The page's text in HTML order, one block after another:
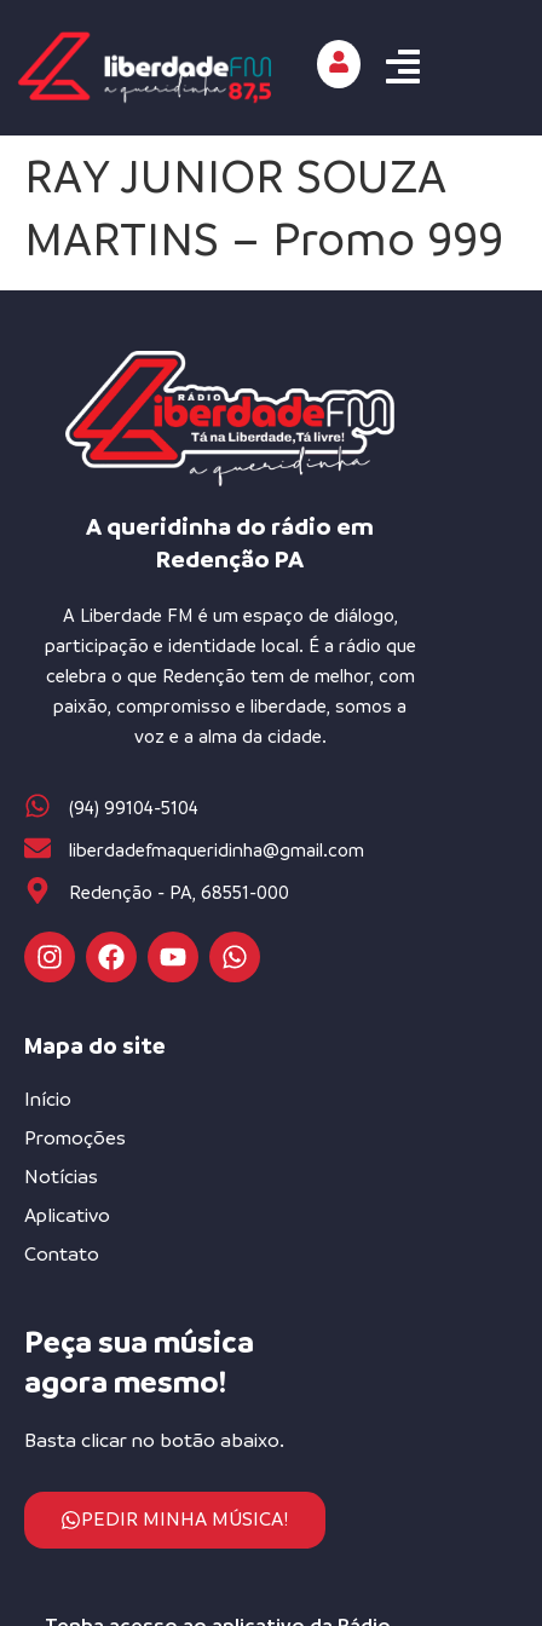
RAY JUNIOR SOUZA
MARTINS – Promo 999
A queridinha do rádio em
Redenção PA
A Liberdade FM é um espaço de diálogo,
participação e identidade local. É a rádio que
celebra o que Redenção tem de melhor, com
paixão, compromisso e liberdade, somos a
voz e a alma da cidade.
(94) 99104-5104
liberdadefmaqueridinha@gmail.com
Redenção - PA, 68551-000
Mapa do site
Início
Promoções
Notícias
Aplicativo
Contato
Peça sua música
agora mesmo!
Basta clicar no botão abaixo.
PEDIR MINHA MÚSICA!